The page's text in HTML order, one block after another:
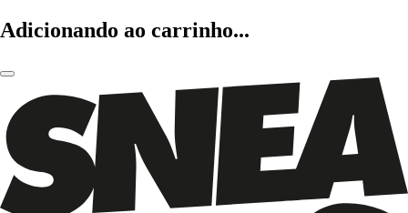
Adicionando ao carrinho...